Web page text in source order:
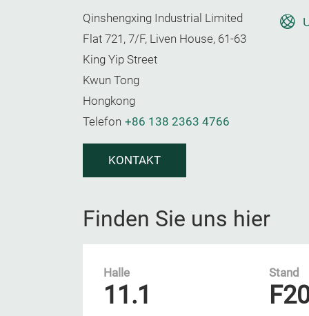
Qinshengxing Industrial Limited
Flat 721, 7/F, Liven House, 61-63
King Yip Street
Kwun Tong
Hongkong
Telefon +86 138 2363 4766
KONTAKT
Finden Sie uns hier
Halle
11.1
Stand